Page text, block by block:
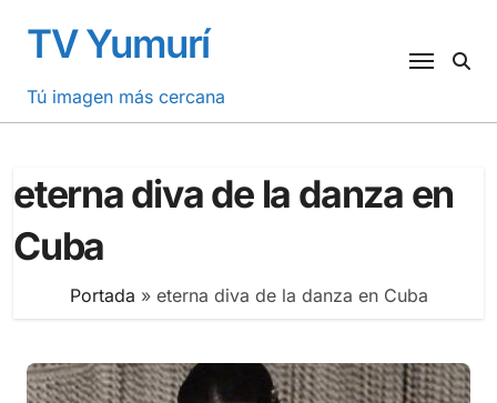
contenido
TV Yumurí
Tú imagen más cercana
eterna diva de la danza en
Cuba
Portada » eterna diva de la danza en Cuba